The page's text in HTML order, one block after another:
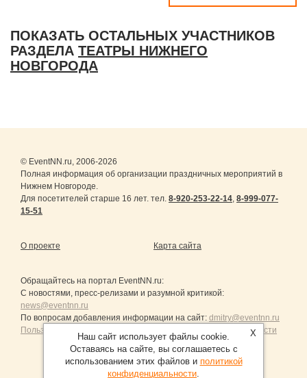
ПОКАЗАТЬ ОСТАЛЬНЫХ УЧАСТНИКОВ
РАЗДЕЛА ТЕАТРЫ НИЖНЕГО
НОВГОРОДА
© EventNN.ru, 2006-2026
Полная информация об организации праздничных мероприятий в
Нижнем Новгороде.
Для посетителей старше 16 лет. тел. 8-920-253-22-14, 8-999-077-
15-51
О проекте Карта сайта
Обращайтесь на портал EventNN.ru:
С новостями, пресс-релизами и разумной критикой:
news@eventnn.ru
По вопросам добавления информации на сайт: dmitry@eventnn.ru
Пользовательское Соглашение и политика конфиденциальности
X
Наш сайт использует файлы cookie.
Оставаясь на сайте, вы соглашаетесь с
использованием этих файлов и политикой
конфиденциальности.